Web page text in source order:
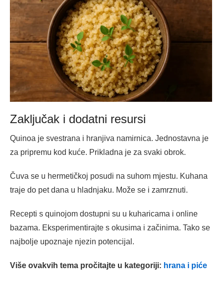
Zaključak i dodatni resursi
Quinoa je svestrana i hranjiva namirnica. Jednostavna je
za pripremu kod kuće. Prikladna je za svaki obrok.
Čuva se u hermetičkoj posudi na suhom mjestu. Kuhana
traje do pet dana u hladnjaku. Može se i zamrznuti.
Recepti s quinojom dostupni su u kuharicama i online
bazama. Eksperimentirajte s okusima i začinima. Tako se
najbolje upoznaje njezin potencijal.
Više ovakvih tema pročitajte u kategoriji: hrana i piće